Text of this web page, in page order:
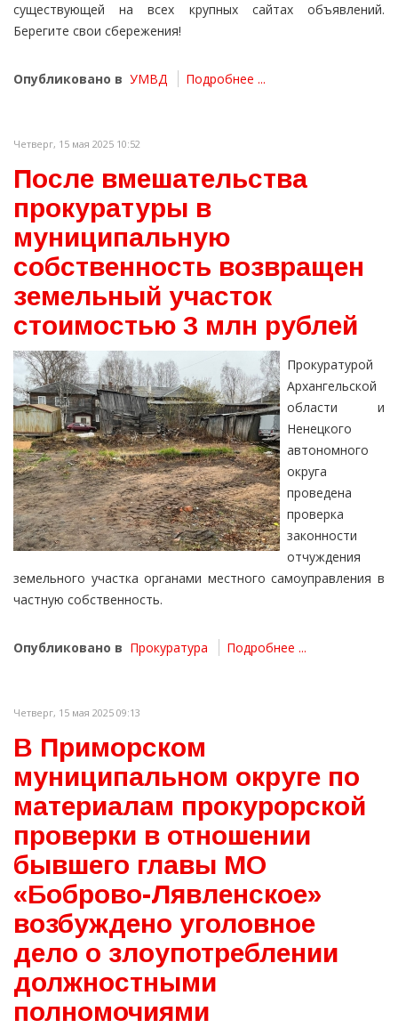
существующей на всех крупных сайтах объявлений.
Берегите свои сбережения!
Опубликовано в УМВД Подробнее ...
Четверг, 15 мая 2025 10:52
После вмешательства
прокуратуры в
муниципальную
собственность возвращен
земельный участок
стоимостью 3 млн рублей
Прокуратурой
Архангельской
области и
Ненецкого
автономного
округа
проведена
проверка
законности
отчуждения
земельного участка органами местного самоуправления в
частную собственность.
Опубликовано в Прокуратура Подробнее ...
Четверг, 15 мая 2025 09:13
В Приморском
муниципальном округе по
материалам прокурорской
проверки в отношении
бывшего главы МО
«Боброво-Лявленское»
возбуждено уголовное
дело о злоупотреблении
должностными
полномочиями